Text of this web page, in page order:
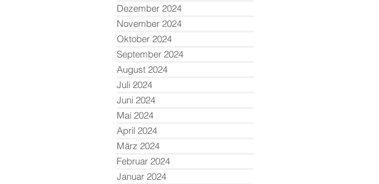
Dezember 2024
November 2024
Oktober 2024
September 2024
August 2024
Juli 2024
Juni 2024
Mai 2024
April 2024
März 2024
Februar 2024
Januar 2024